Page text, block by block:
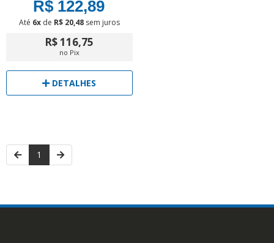
R$ 122,89
Até 6xde R$ 20,48sem juros
R$ 116,75
no Pix
DETALHES
1